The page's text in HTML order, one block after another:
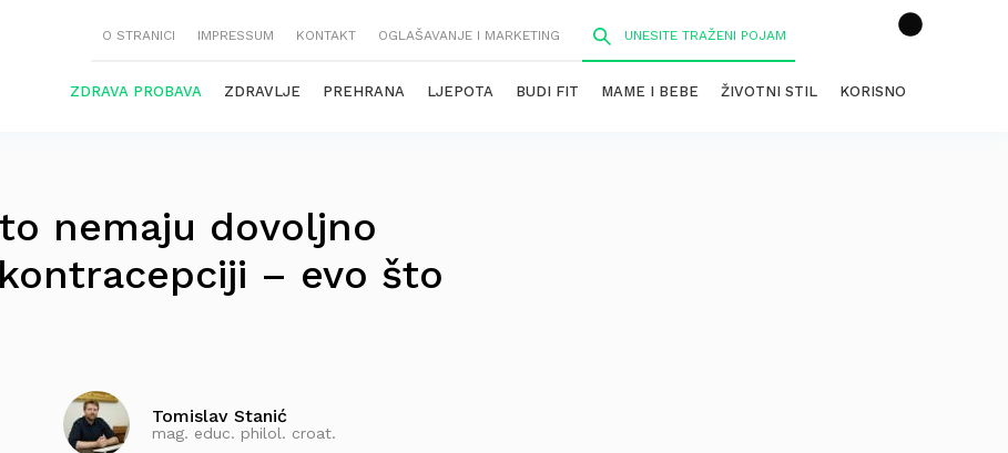
O STRANICI IMPRESSUM KONTAKT OGLAŠAVANJE I MARKETING
ZDRAVA PROBAVA ZDRAVLJE PREHRANA LJEPOTA BUDI FIT MAME I BEBE ŽIVOTNI STIL KORISNO
nemaju dovoljno
– evo što
Tomislav Stanić
mag. educ. philol. croat.